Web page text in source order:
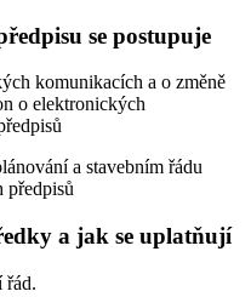
se postupuje
komunikacích a o změně
o elektronických
a stavebním řádu
předpisů
a jak se uplatňují
řád.